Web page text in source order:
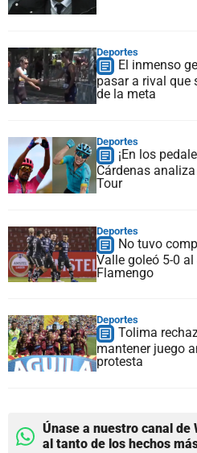
Deportes
El inmenso
pasar a rival que
de la meta
Deportes
¡En los
Cárdenas
Tour
Deportes
No tuvo
Valle goleó 5-0
Flamengo
Deportes
Tolima
mantener juego
protesta
Únase a nuestro canal de
al tanto de los hechos